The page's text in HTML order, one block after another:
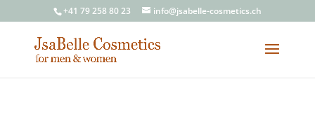
+41 79 258 80 23 info@jsabelle-cosmetics.ch